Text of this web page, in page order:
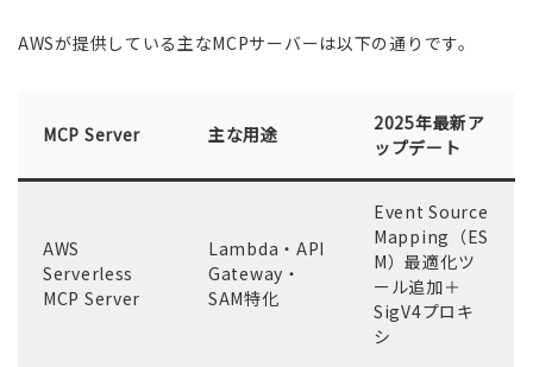
AWSが提供している主なMCPサーバーは以下の通りです。
MCP Server 主な用途
2025年最新ア
ップデート
AWS
Serverless
MCP Server
Lambda・API
Gateway・
SAM特化
Event Source
Mapping（ES
M）最適化ツ
ール追加＋
SigV4プロキ
シ